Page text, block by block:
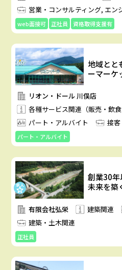
営業・コンサルティング, エ
web面接可 正社員 資格取得支援有
地域とと
ーマーケ
リオン・ドール 川俣店
各種サービス関連（販売・飲食
パート・アルバイト
接
パート・アルバイト
創業30年
未来を築
有限会社弘栄 建築関連
建築・土木関連
正社員